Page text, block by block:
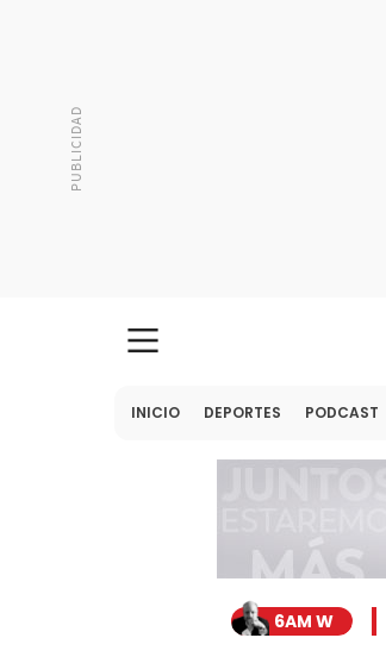
INICIO DEPORTES PODCAST
6AM W